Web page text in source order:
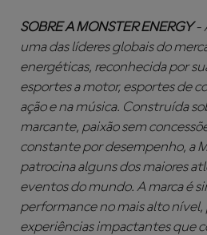
SOBRE A MONSTER ENERGY-
uma das líderes globais do
energéticas, reconhecida por
esportes a motor, esportes de
ação e na música. Construída
marcante, paixão sem
constante por desempenho, a
patrocina alguns dos maiores
eventos do mundo. A marca é
performance no mais alto
experiências impactantes que